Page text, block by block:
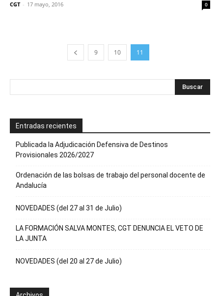
CGT - 17 mayo, 2016 0
9 10 11
Entradas recientes
Publicada la Adjudicación Defensiva de Destinos
Provisionales 2026/2027
Ordenación de las bolsas de trabajo del personal docente de
Andalucía
NOVEDADES (del 27 al 31 de Julio)
LA FORMACIÓN SALVA MONTES, CGT DENUNCIA EL VETO DE
LA JUNTA
NOVEDADES (del 20 al 27 de Julio)